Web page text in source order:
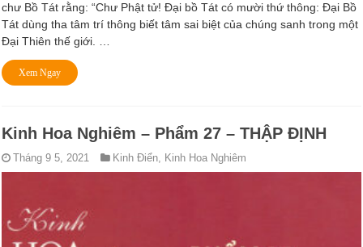
chư Bồ Tát rằng: “Chư Phật tử! Ðại bồ Tát có mười thứ thông: Ðại Bồ
Tát dùng tha tâm trí thông biết tâm sai biệt của chúng sanh trong một
Ðại Thiên thế giới. …
Xem Ngay
Kinh Hoa Nghiêm – Phẩm 27 – THẬP ÐỊNH
Tháng 9 5, 2021 Kinh Điển Kinh Hoa Nghiêm